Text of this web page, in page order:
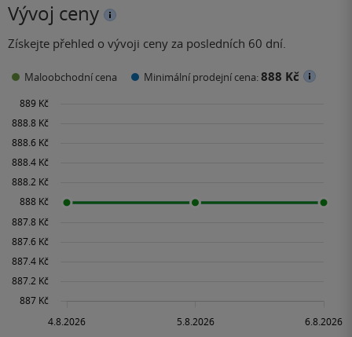
Vývoj ceny
Získejte přehled o vývoji ceny za posledních 60 dní.
Maloobchodní cena Minimální prodejní cena:888 Kč